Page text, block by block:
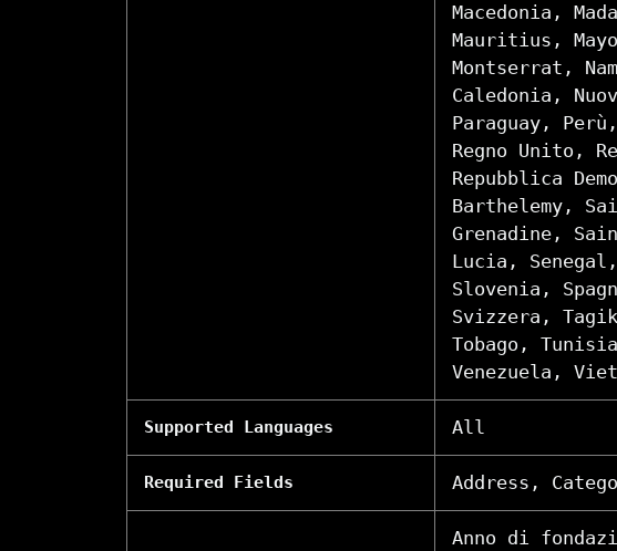
Macedonia,
Mauritius,
Montserrat,
Caledonia,
Paraguay,
Regno Unito,
Repubblica
Barthelemy,
Grenadine,
Lucia,
Slovenia,
Svizzera,
Tobago,
Venezuela,
Supported Languages All
Required Fields Address,
Anno di